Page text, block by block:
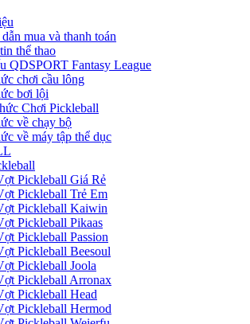
mua và thanh toán
thể thao
QDSPORT Fantasy League
chơi cầu lông
bơi lội
Chơi Pickleball
về chạy bộ
về máy tập thể dục
Pickleball Giá Rẻ
Pickleball Trẻ Em
Pickleball Kaiwin
Pickleball Pikaas
Pickleball Passion
Pickleball Beesoul
Pickleball Joola
Pickleball Arronax
Pickleball Head
Pickleball Hermod